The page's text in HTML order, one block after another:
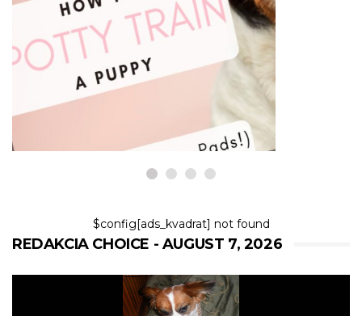
Povedzte nie, aby ste mali
chrániče Wee (ako nočník
trénovať svoje šteňa správnou
cestou)
7,2026
$config[ads_kvadrat] not found
REDAKCIA CHOICE - AUGUST 7, 2026